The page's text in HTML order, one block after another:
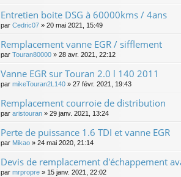
Entretien boite DSG à 60000kms / 4ans
par Cedric07 » 20 mai 2021, 15:49
Remplacement vanne EGR / sifflement
par Touran80000 » 28 avr. 2021, 22:12
Vanne EGR sur Touran 2.0 l 140 2011
par mikeTouran2L140 » 27 févr. 2021, 19:43
Remplacement courroie de distribution
par aristouran » 29 janv. 2021, 13:24
Perte de puissance 1.6 TDI et vanne EGR
par Mikao » 24 mai 2020, 21:14
Devis de remplacement d'échappement
par mrpropre » 15 janv. 2021, 22:02